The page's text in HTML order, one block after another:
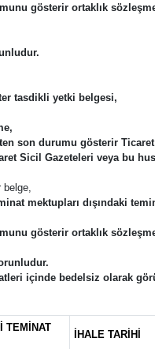
gösterir ortaklık
tasdikli yetki belgesi,
son durumu gösterir
Sicil Gazeteleri veya bu
mektupları dışındaki
gösterir ortaklık
içinde bedelsiz olarak
TEMİNAT
İHALE TARİHİ